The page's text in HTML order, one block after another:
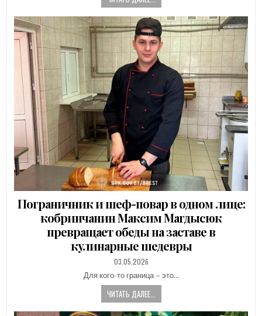
Пограничник и шеф-повар в одном лице:
кобринчанин Максим Магдысюк
превращает обеды на заставе в
кулинарные шедевры
PUBLISHED
DATE:
03.05.2026
Для кого-то граница – это…
ЧИТАТЬ ДАЛЕЕ...